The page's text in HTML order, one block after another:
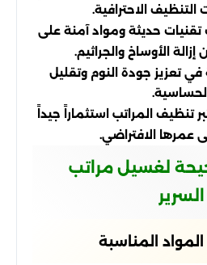
الاحترافية.
حديثة ومواد آمنة على
الأوساخ والجراثيم.
تعزيز جودة النوم وتقليل
الحساسية.
تنظيف المراتب استثماراً جيداً
عمرها الافتراضي.
لغسيل مراتب
السرير
المناسبة